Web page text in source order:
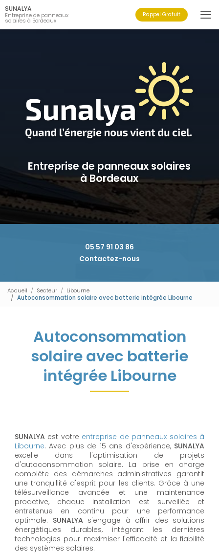
Aller
au
contenu
principal
SUNALYA
Entreprise de panneaux
solaires à Bordeaux
Rappel Gratuit
Entreprise de panneaux solaires
à Bordeaux
05 57 91 03 86
Contactez-nous
Accueil Secteur
Libourne
Autoconsommation solaire avec batterie intégrée Libourne
Autoconsommation
solaire avec batterie
intégrée Libourne
SUNALYA est votre entreprise de panneaux solaires à
Libourne. Avec plus de 15 ans d'expérience, SUNALYA
excelle dans l'optimisation de projets
d'autoconsommation solaire. La prise en charge
complète des démarches administratives garantit
une tranquillité d'esprit pour les clients. Grâce à une
télésurveillance avancée et une maintenance
proactive, chaque installation est surveillée et
entretenue en continu pour une performance
optimale. SUNALYA s'engage à offrir des solutions
énergétiques durables, intégrant les dernières
technologies pour maximiser l'efficacité et la fiabilité
des systèmes solaires.